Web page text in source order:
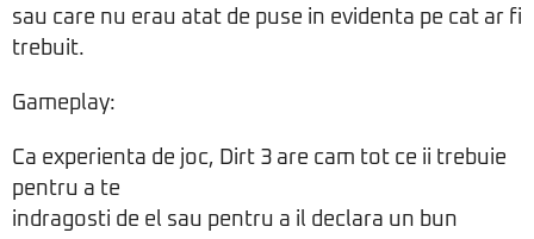
sau care nu erau atat de puse in evidenta pe cat ar fi
trebuit.
Gameplay:
Ca experienta de joc, Dirt 3 are cam tot ce ii trebuie
pentru a te
indragosti de el sau pentru a il declara un bun